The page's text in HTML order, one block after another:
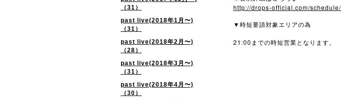
（31）
past live(2018年1月〜)
（31）
past live(2018年2月〜)
（28）
past live(2018年3月〜)
（31）
past live(2018年4月〜)
（30）
http://drops-official.com/schedule/
▼ 時短要請対象エリアの為
21:00 までの時短営業となります。